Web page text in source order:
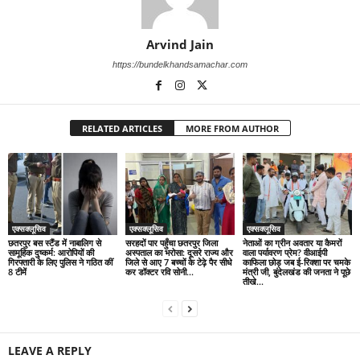
Arvind Jain
https://bundelkhandsamachar.com
RELATED ARTICLES MORE FROM AUTHOR
एक्सक्लूसिव
छतरपुर बस स्टैंड में नाबालिग से
सामूहिक दुष्कर्म: आरोपियों की
गिरफ्तारी के लिए पुलिस ने गठित कीं
8 टीमें
एक्सक्लूसिव
सरहदों पार पहुँचा छतरपुर जिला
अस्पताल का भरोसा: दूसरे राज्य और
जिले से आए 7 बच्चों के टेढ़े पैर सीधे
कर डॉक्टर रवि सोनी...
एक्सक्लूसिव
नेताओं का ग्रीन अवतार या कैमरों
वाला पर्यावरण प्रेम? वीआईपी
काफिला छोड़ जब ई-रिक्शा पर चमके
मंत्री जी, बुंदेलखंड की जनता ने पूछे
तीखे...
LEAVE A REPLY